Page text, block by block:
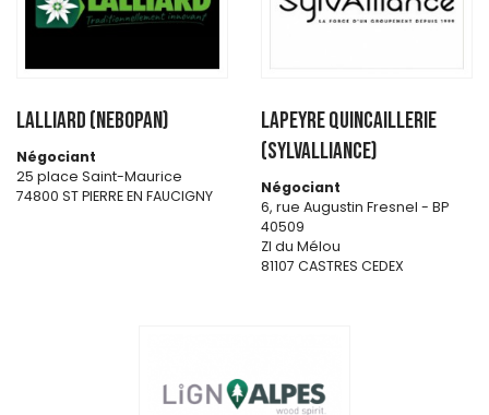
LALLIARD (NEBOPAN)
Négociant
25 place Saint-Maurice
74800 ST PIERRE EN FAUCIGNY
LAPEYRE QUINCAILLERIE
(SYLVALLIANCE)
Négociant
6, rue Augustin Fresnel - BP
40509
ZI du Mélou
81107 CASTRES CEDEX